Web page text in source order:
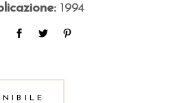
1994